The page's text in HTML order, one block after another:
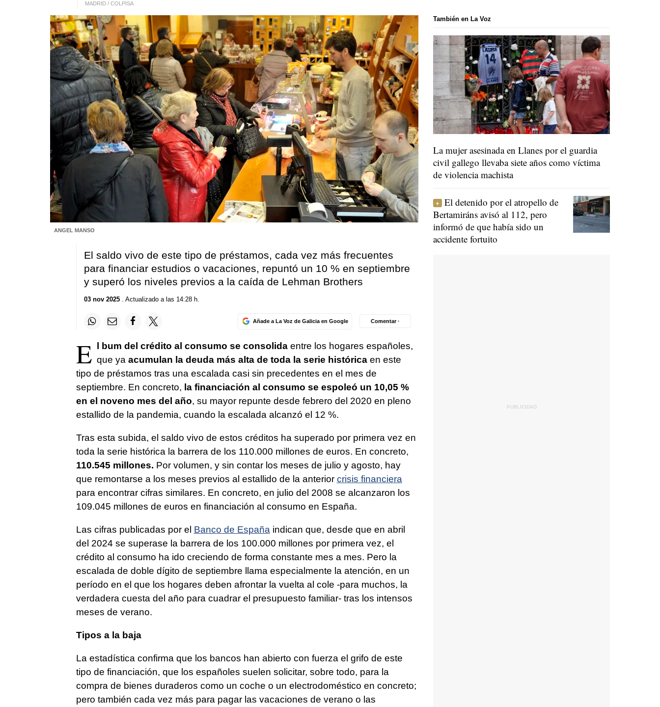
MADRID / COLPISA
ANGEL MANSO
El saldo vivo de este tipo de préstamos, cada vez más frecuentes
para financiar estudios o vacaciones, repuntó un 10 % en septiembre
y superó los niveles previos a la caída de Lehman Brothers
03 nov 2025. Actualizado a las 14:28 h.
Añade a La Voz de Galicia en Google Comentar ·
E l bum del crédito al consumo se consolidaentre los hogares españoles,
que ya acumulan la deuda más alta de toda la serie históricaen este
tipo de préstamos tras una escalada casi sin precedentes en el mes de
septiembre. En concreto, la financiación al consumo se espoleó un 10,05 %
en el noveno mes del año, su mayor repunte desde febrero del 2020 en pleno
estallido de la pandemia, cuando la escalada alcanzó el 12 %.
Tras esta subida, el saldo vivo de estos créditos ha superado por primera vez en
toda la serie histórica la barrera de los 110.000 millones de euros. En concreto,
110.545 millones. Por volumen, y sin contar los meses de julio y agosto, hay
que remontarse a los meses previos al estallido de la anterior crisis financiera
para encontrar cifras similares. En concreto, en julio del 2008 se alcanzaron los
109.045 millones de euros en financiación al consumo en España.
Las cifras publicadas por el Banco de España indican que, desde que en abril
del 2024 se superase la barrera de los 100.000 millones por primera vez, el
crédito al consumo ha ido creciendo de forma constante mes a mes. Pero la
escalada de doble dígito de septiembre llama especialmente la atención, en un
período en el que los hogares deben afrontar la vuelta al cole -para muchos, la
verdadera cuesta del año para cuadrar el presupuesto familiar- tras los intensos
meses de verano.
Tipos a la baja
La estadística confirma que los bancos han abierto con fuerza el grifo de este
tipo de financiación, que los españoles suelen solicitar, sobre todo, para la
compra de bienes duraderos como un coche o un electrodoméstico en concreto;
pero también cada vez más para pagar las vacaciones de verano o las
También en La Voz
La mujer asesinada en Llanes por el guardia
civil gallego llevaba siete años como víctima
de violencia machista
El detenido por el atropello de
Bertamiráns avisó al 112, pero
informó de que había sido un
accidente fortuito